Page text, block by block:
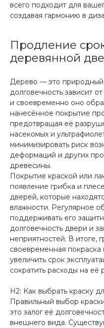
всего подходит для
создавая гармонию в
Продление
деревянной
Дерево — это природный
долговечность зависит
и своевременно оно
нанесённое покрытие
предотвращая её
насекомых и
минимизировать риск
деформаций и других
древесины.
Покрытие краской или
появление грибка и
дверей, которые
влажности. Регулярное
поддерживать его
долговечность двери и
неприятностей. В итоге,
своевременная
увеличить срок
сократить расходы на её
H2: Как выбрать краску
Правильный выбор
это залог её
внешнего вида.